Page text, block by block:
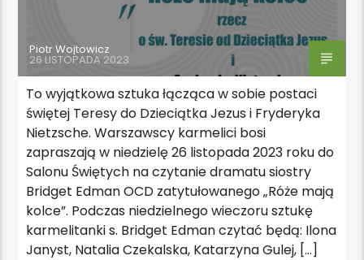
Piotr Wojtowicz
26 LISTOPADA 2023
To wyjątkowa sztuka łącząca w sobie postaci
świętej Teresy do Dzieciątka Jezus i Fryderyka
Nietzsche. Warszawscy karmelici bosi
zapraszają w niedzielę 26 listopada 2023 roku do
Salonu Świętych na czytanie dramatu siostry
Bridget Edman OCD zatytułowanego „Róże mają
kolce”. Podczas niedzielnego wieczoru sztukę
karmelitanki s. Bridget Edman czytać będą: Ilona
Janyst, Natalia Czekalska, Katarzyna Gulej, […]